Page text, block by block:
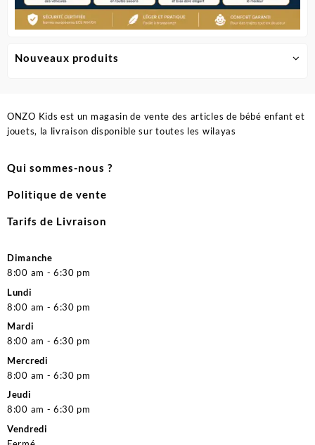
Nouveaux produits
ONZO Kids est un magasin de vente des articles de bébé enfant et
jouets, la livraison disponible sur toutes les wilayas
Qui sommes-nous ?
Politique de vente
Tarifs de Livraison
Dimanche
8:00 am - 6:30 pm
Lundi
8:00 am - 6:30 pm
Mardi
8:00 am - 6:30 pm
Mercredi
8:00 am - 6:30 pm
Jeudi
8:00 am - 6:30 pm
Vendredi